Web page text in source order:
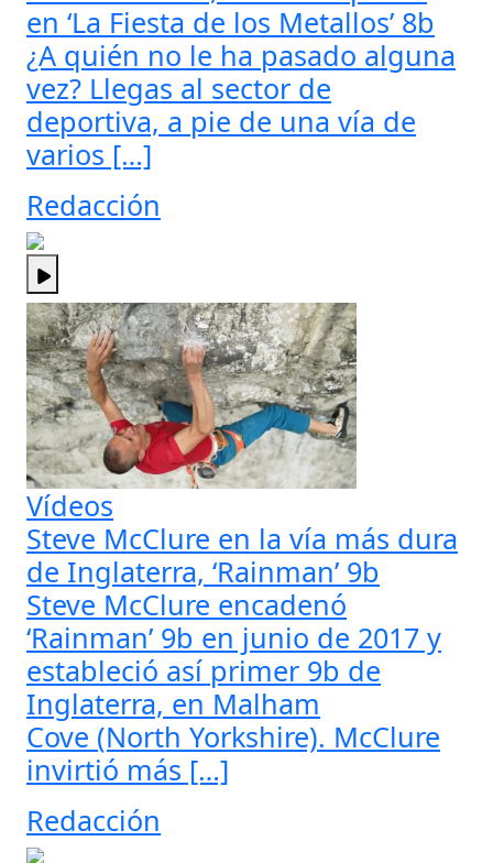
en ‘La Fiesta de los Metallos’ 8b
¿A quién no le ha pasado alguna
vez? Llegas al sector de
deportiva, a pie de una vía de
varios […]
Redacción
Vídeos
Steve McClure en la vía más dura
de Inglaterra, ‘Rainman’ 9b
Steve McClure encadenó
‘Rainman’ 9b en junio de 2017 y
estableció así primer 9b de
Inglaterra, en Malham
Cove (North Yorkshire). McClure
invirtió más […]
Redacción